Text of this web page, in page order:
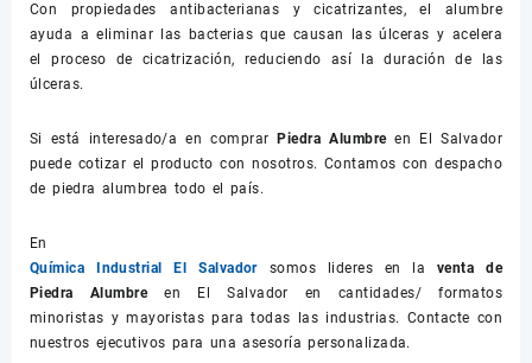
Con propiedades antibacterianas y cicatrizantes, el alumbre
ayuda a eliminar las bacterias que causan las úlceras y acelera
el proceso de cicatrización, reduciendo así la duración de las
úlceras.
Si está interesado/a en comprar Piedra Alumbreen El Salvador
puede cotizar el producto con nosotros. Contamos con despacho
de piedra alumbrea todo el país.
En
Química Industrial El Salvador somos lideres en la venta de
Piedra Alumbreen El Salvador en cantidades/ formatos
minoristas y mayoristas para todas las industrias. Contacte con
nuestros ejecutivos para una asesoría personalizada.